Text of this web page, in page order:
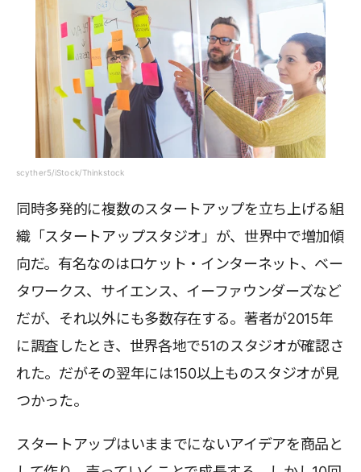
scyther5/iStock/Thinkstock
同時多発的に複数のスタートアップを立ち上げる組
織「スタートアップスタジオ」が、世界中で増加傾
向だ。有名なのはロケット・インターネット、ベー
タワークス、サイエンス、イーファウンダーズなど
だが、それ以外にも多数存在する。著者が2015年
に調査したとき、世界各地で51のスタジオが確認さ
れた。だがその翌年には150以上ものスタジオが見
つかった。
スタートアップはいままでにないアイデアを商品と